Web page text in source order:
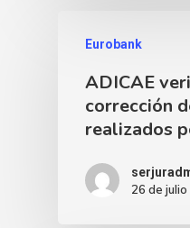
Eurobank
ADICAE
corrección
realizados
26 de